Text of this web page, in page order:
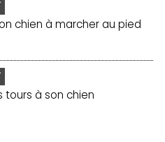
chien à marcher au pied
tours à son chien